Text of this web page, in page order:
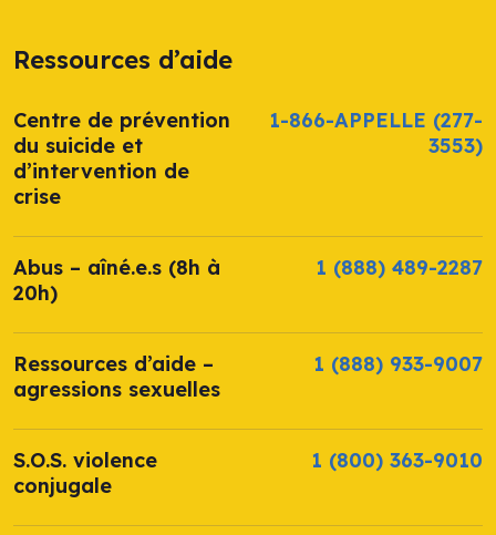
Ressources d’aide
Centre de prévention
du suicide et
d’intervention de
crise
1-866-APPELLE (277-
3553)
Abus – aîné.e.s (8h à
20h)
1 (888) 489-2287
Ressources d’aide –
agressions sexuelles
1 (888) 933-9007
S.O.S. violence
conjugale
1 (800) 363-9010